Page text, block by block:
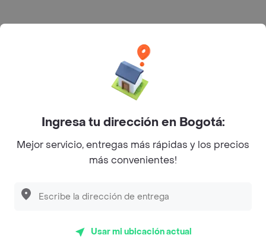
Bogotá D.C. --- notificacionesrappi@rappi.com
Ingresa tu dirección en Bogotá:
Mejor servicio, entregas más rápidas y los precios
más convenientes!
Usar mi ubicación actual